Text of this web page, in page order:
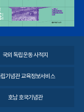
국외 독립운동 사적지
립기념관 교육정보서비스
호남 호국기념관